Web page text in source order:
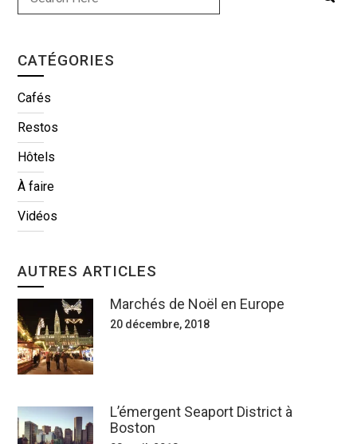
CATÉGORIES
Cafés
Restos
Hôtels
À faire
Vidéos
AUTRES ARTICLES
Marchés de Noël en Europe
20 décembre, 2018
L’émergent Seaport District à
Boston